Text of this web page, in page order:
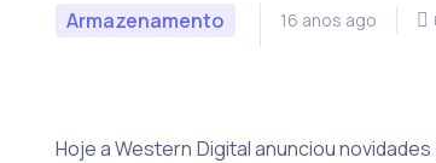
Armazenamento 16 anos ago
Hoje a Western Digital anunciou